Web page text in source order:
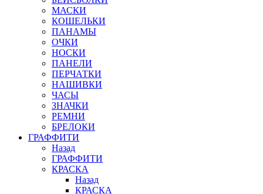
МАСКИ
КОШЕЛЬКИ
ПАНАМЫ
ОЧКИ
НОСКИ
ПАНЕЛИ
ПЕРЧАТКИ
НАШИВКИ
ЧАСЫ
ЗНАЧКИ
РЕМНИ
БРЕЛОКИ
ГРАФФИТИ
Назад
ГРАФФИТИ
КРАСКА
Назад
КРАСКА